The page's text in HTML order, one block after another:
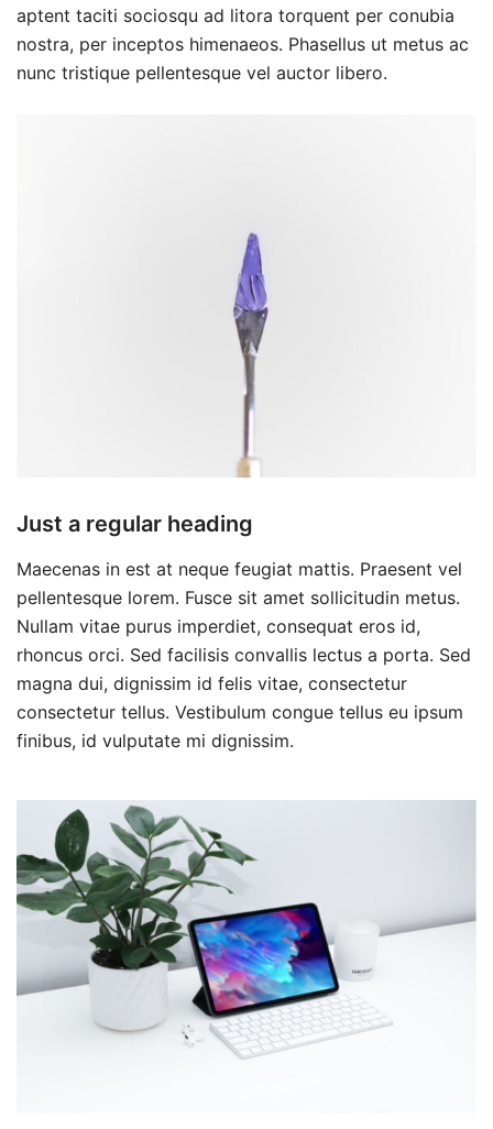
aptent taciti sociosqu ad litora torquent per conubia
nostra, per inceptos himenaeos. Phasellus ut metus ac
nunc tristique pellentesque vel auctor libero.
Just a regular heading
Maecenas in est at neque feugiat mattis. Praesent vel
pellentesque lorem. Fusce sit amet sollicitudin metus.
Nullam vitae purus imperdiet, consequat eros id,
rhoncus orci. Sed facilisis convallis lectus a porta. Sed
magna dui, dignissim id felis vitae, consectetur
consectetur tellus. Vestibulum congue tellus eu ipsum
finibus, id vulputate mi dignissim.